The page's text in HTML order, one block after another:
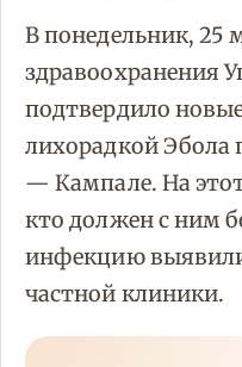
В понедельник, 25
здравоохранения
подтвердило
лихорадкой Эбола
— Кампале. На этот
кто должен с ним
инфекцию
частной клиники.